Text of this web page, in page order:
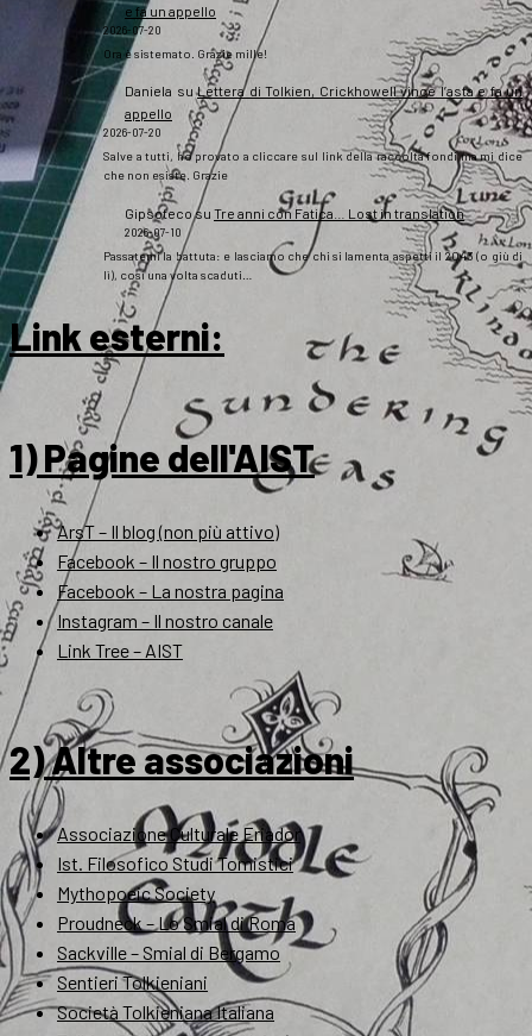
e fa un appello
2026-07-20
Ora è sistemato. Grazie mille!
Daniela suLettera di Tolkien, Crickhowell vince l’asta e fa un
appello
2026-07-20
Salve a tutti, ho provato a cliccare sul link della raccolta fondi ma mi dice
che non esiste. Grazie
Gipsotecosu Tre anni con Fatica… Lost in translation
2026-07-10
Passatemi la battuta: e lasciamo che chi si lamenta aspetti il 2043 (o giù di
lì), così una volta scaduti…
Link esterni:
1) Pagine dell'AIST
ArsT – Il blog (non più attivo)
Facebook – Il nostro gruppo
Facebook – La nostra pagina
Instagram – Il nostro canale
Link Tree – AIST
2) Altre associazioni
Associazione Culturale Eriador
Ist. Filosofico Studi Tomistici
Mythopoeic Society
Proudneck – Lo Smial di Roma
Sackville – Smial di Bergamo
Sentieri Tolkieniani
Società Tolkieniana Italiana